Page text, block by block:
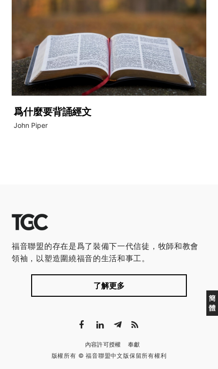
爲什麼要背誦經文
John Piper
簡
體
福音聯盟的存在是爲了裝備下一代信徒，牧師和教會
領袖，以塑造圍繞福音的生活和事工。
了解更多
內容許可授權
奉獻
版權所有 © 福音聯盟中文版保留所有權利